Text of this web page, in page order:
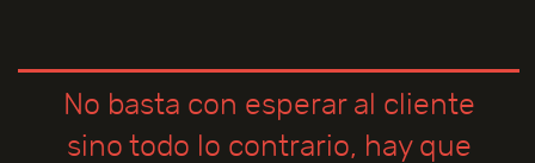
No basta con esperar al cliente
sino todo lo contrario, hay que